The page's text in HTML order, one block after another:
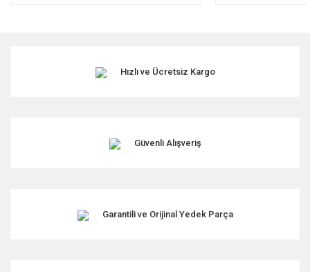
Hızlı ve Ücretsiz Kargo
Güvenli Alışveriş
Garantili ve Orijinal Yedek Parça